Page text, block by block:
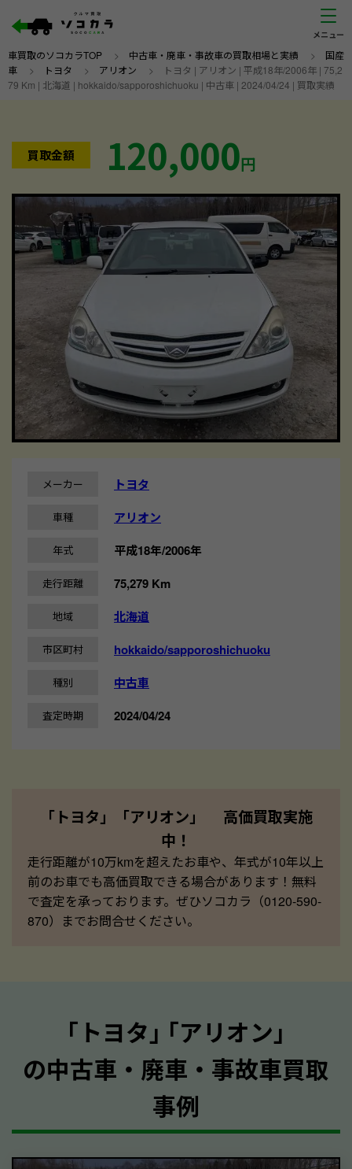
車買取のソコカラTOP > 中古車・廃車・事故車の買取相場と実績 > 国産
車 > トヨタ > アリオン >
トヨタ | アリオン | 平成18年/2006年 | 75,2
79 Km | 北海道 | hokkaido/sapporoshichuoku | 中古車 | 2024/04/24 | 買取実績
買取金額 120,000円
メーカー トヨタ
車種 アリオン
年式 平成18年/2006年
走行距離 75,279 Km
地域 北海道
市区町村 hokkaido/sapporoshichuoku
種別 中古車
査定時期 2024/04/24
「トヨタ」「アリオン」 高価買取実施
中！
走行距離が10万kmを超えたお車や、年式が10年以上
前のお車でも高価買取できる場合があります！無料
で査定を承っております。ぜひソコカラ（0120-590-
870）までお問合せください。
｢トヨタ｣ ｢アリオン｣
の中古車・廃車・事故車買取
事例